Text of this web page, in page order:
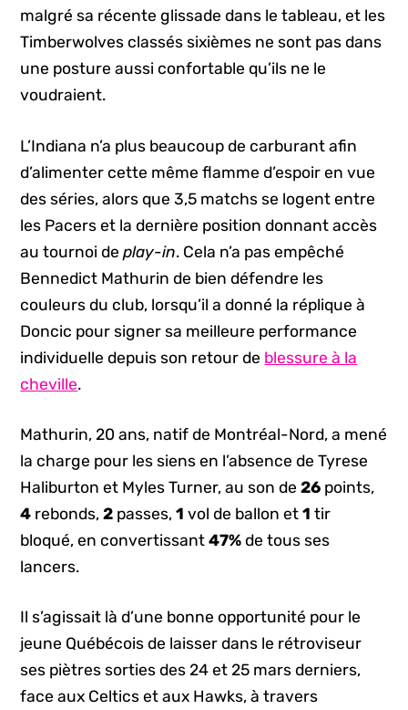
malgré sa récente glissade dans le tableau, et les
Timberwolves classés sixièmes ne sont pas dans
une posture aussi confortable qu’ils ne le
voudraient.
L’Indiana n’a plus beaucoup de carburant afin
d’alimenter cette même flamme d’espoir en vue
des séries, alors que 3,5 matchs se logent entre
les Pacers et la dernière position donnant accès
au tournoi deplay-in. Cela n’a pas empêché
Bennedict Mathurin de bien défendre les
couleurs du club, lorsqu’il a donné la réplique à
Doncic pour signer sa meilleure performance
individuelle depuis son retour de blessure à la
cheville.
Mathurin, 20 ans, natif de Montréal-Nord, a mené
la charge pour les siens en l’absence de Tyrese
Haliburton et Myles Turner, au son de26 points,
4 rebonds,2 passes,1 vol de ballon et1 tir
bloqué, en convertissant47% de tous ses
lancers.
Il s’agissait là d’une bonne opportunité pour le
jeune Québécois de laisser dans le rétroviseur
ses piètres sorties des 24 et 25 mars derniers,
face aux Celtics et aux Hawks, à travers